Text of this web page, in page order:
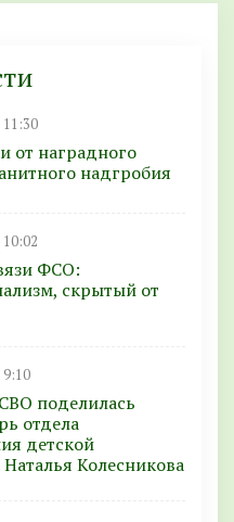
11:30
от наградного
надгробия
10:02
ФСО:
скрытый от
9:10
поделилась
отдела
детской
Колесникова